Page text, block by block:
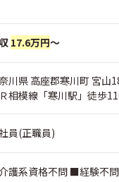
17.6万円～
川県 高座郡寒川町 宮山
相模線「寒川駅」徒歩
員(正職員)
護系資格不問 ■経験不問